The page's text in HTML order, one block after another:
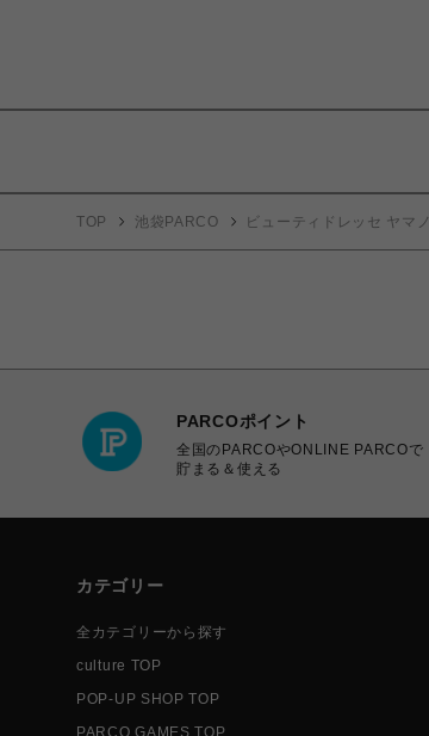
TOP 池袋PARCO ビューティドレッセ ヤマノ
PARCOポイント
全国のPARCOやONLINE PARCOで
貯まる＆使える
カテゴリー
全カテゴリーから探す
culture TOP
POP-UP SHOP TOP
PARCO GAMES TOP